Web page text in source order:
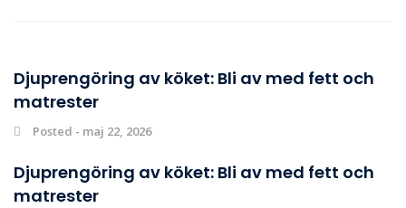
Djuprengöring av köket: Bli av med fett och
matrester
Posted - maj 22, 2026
Djuprengöring av köket: Bli av med fett och
matrester